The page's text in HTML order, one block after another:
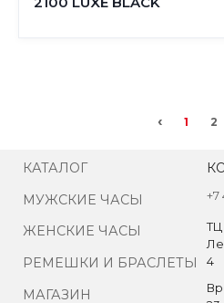
‹ 1 2
КАТАЛОГ
МУЖСКИЕ ЧАСЫ
ЖЕНСКИЕ ЧАСЫ
РЕМЕШКИ И БРАСЛЕТЫ
МАГАЗИН
+7
4